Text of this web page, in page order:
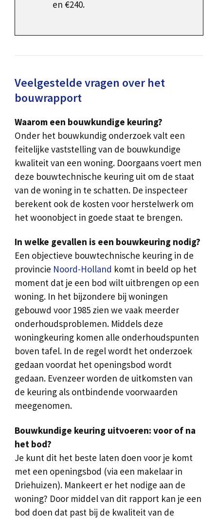
en €240.
Veelgestelde vragen over het
bouwrapport
Waarom een bouwkundige keuring?
Onder het bouwkundig onderzoek valt een
feitelijke vaststelling van de bouwkundige
kwaliteit van een woning. Doorgaans voert men
deze bouwtechnische keuring uit om de staat
van de woning in te schatten. De inspecteer
berekent ook de kosten voor herstelwerk om
het woonobject in goede staat te brengen.
In welke gevallen is een bouwkeuring nodig?
Een objectieve bouwtechnische keuring in de
provincie Noord-Holland komt in beeld op het
moment dat je een bod wilt uitbrengen op een
woning. In het bijzondere bij woningen
gebouwd voor 1985 zien we vaak meerder
onderhoudsproblemen. Middels deze
woningkeuring komen alle onderhoudspunten
boven tafel. In de regel wordt het onderzoek
gedaan voordat het openingsbod wordt
gedaan. Evenzeer worden de uitkomsten van
de keuring als ontbindende voorwaarden
meegenomen.
Bouwkundige keuring uitvoeren: voor of na
het bod?
Je kunt dit het beste laten doen voor je komt
met een openingsbod (via een makelaar in
Driehuizen). Mankeert er het nodige aan de
woning? Door middel van dit rapport kan je een
bod doen dat past bij de kwaliteit van de